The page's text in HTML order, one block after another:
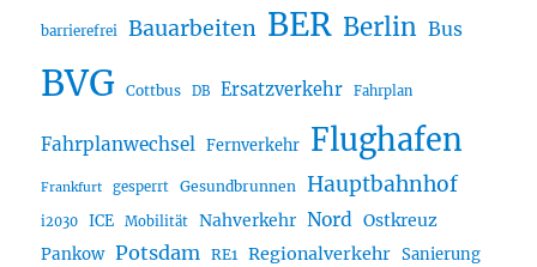
barrierefrei Bauarbeiten BER Berlin Bus
BVG Cottbus DB Ersatzverkehr Fahrplan
Fahrplanwechsel Fernverkehr Flughafen
Frankfurt gesperrt Gesundbrunnen Hauptbahnhof
i2030 ICE Mobilität Nahverkehr Nord Ostkreuz
Pankow Potsdam RE1 Regionalverkehr Sanierung